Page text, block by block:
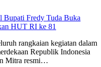
Fredy Tuda Buka
HUT RI ke 81
rangkaian kegiatan dalam
Republik Indonesia
Mitra resmi…